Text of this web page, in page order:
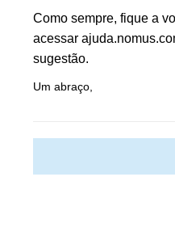
Como sempre, fique a
acessar
sugestão.
Um abraço,